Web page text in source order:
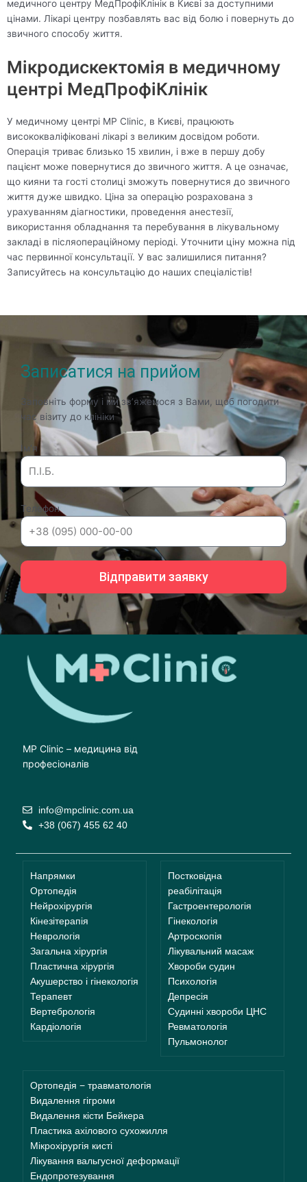
медичного центру МедПрофіКлінік в Києві за доступними
цінами. Лікарі центру позбавлять вас від болю і повернуть до
звичного способу життя.
Мікродискектомія в медичному
центрі МедПрофіКлінік
У медичному центрі MP Clinic, в Києві, працюють
висококваліфіковані лікарі з великим досвідом роботи.
Операція триває близько 15 хвилин, і вже в першу добу
пацієнт може повернутися до звичного життя. А це означає,
що кияни та гості столиці зможуть повернутися до звичного
життя дуже швидко. Ціна за операцію розрахована з
урахуванням діагностики, проведення анестезії,
використання обладнання та перебування в лікувальному
закладі в післяопераційному періоді. Уточнити ціну можна під
час первинної консультації. У вас залишилися питання?
Записуйтесь на консультацію до наших спеціалістів!
Записатися на прийом
Заповніть форму і ми зв’яжемося з Вами, щоб погодити
час візиту до клініки
Ім'я
Телефон
Відправити заявку
MP Clinic – медицина від
професіоналів
info@mpclinic.com.ua
+38 (067) 455 62 40
Напрямки
Ортопедія
Нейрохірургія
Кінезітерапія
Неврологія
Загальна хірургія
Пластична хірургія
Акушерство і гінекологія
Терапевт
Вертебрологія
Кардіологія
Постковідна
реабілітація
Гастроентерологія
Гінекологія
Артроскопія
Лікувальний масаж
Хвороби судин
Психологія
Депресія
Судинні хвороби ЦНС
Ревматологія
Пульмонолог
Ортопедія − травматологія
Видалення гігроми
Видалення кісти Бейкера
Пластика ахілового сухожилля
Мікрохірургія кисті
Лікування вальгусної деформації
Ендопротезування